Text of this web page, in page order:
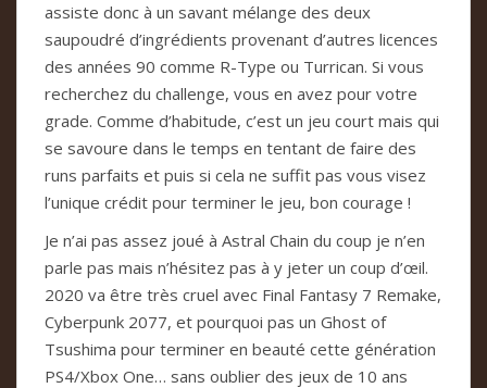
assiste donc à un savant mélange des deux
saupoudré d’ingrédients provenant d’autres licences
des années 90 comme R-Type ou Turrican. Si vous
recherchez du challenge, vous en avez pour votre
grade. Comme d’habitude, c’est un jeu court mais qui
se savoure dans le temps en tentant de faire des
runs parfaits et puis si cela ne suffit pas vous visez
l’unique crédit pour terminer le jeu, bon courage !
Je n’ai pas assez joué à Astral Chain du coup je n’en
parle pas mais n’hésitez pas à y jeter un coup d’œil.
2020 va être très cruel avec Final Fantasy 7 Remake,
Cyberpunk 2077, et pourquoi pas un Ghost of
Tsushima pour terminer en beauté cette génération
PS4/Xbox One… sans oublier des jeux de 10 ans